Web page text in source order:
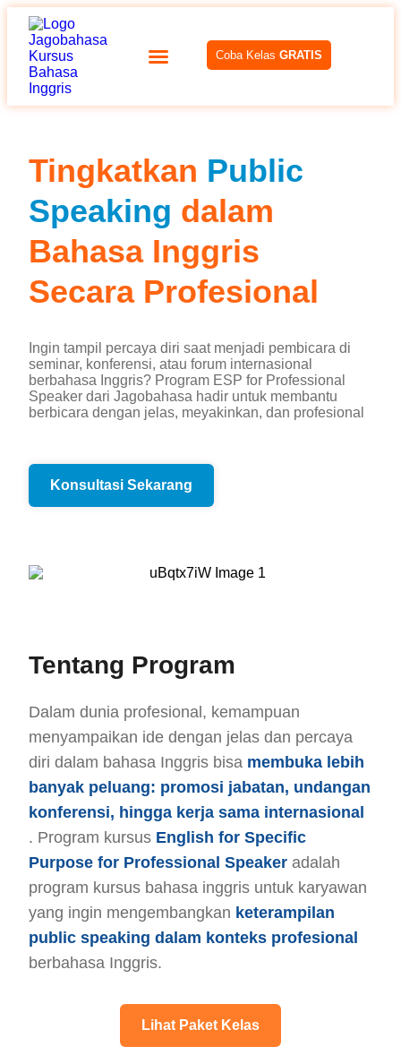
Coba Kelas GRATIS
Tingkatkan Public
Speaking dalam
Bahasa Inggris
Secara Profesional
Ingin tampil percaya diri saat menjadi pembicara di
seminar, konferensi, atau forum internasional
berbahasa Inggris? Program ESP for Professional
Speaker dari Jagobahasa hadir untuk membantu
berbicara dengan jelas, meyakinkan, dan profesional
Konsultasi Sekarang
Tentang Program
Dalam dunia profesional, kemampuan
menyampaikan ide dengan jelas dan percaya
diri dalam bahasa Inggris bisa membuka lebih
banyak peluang: promosi jabatan, undangan
konferensi, hingga kerja sama internasional
. Program kursus English for Specific
Purpose for Professional Speaker adalah
program kursus bahasa inggris untuk karyawan
yang ingin mengembangkan keterampilan
public speaking dalam konteks profesional
berbahasa Inggris.
Lihat Paket Kelas